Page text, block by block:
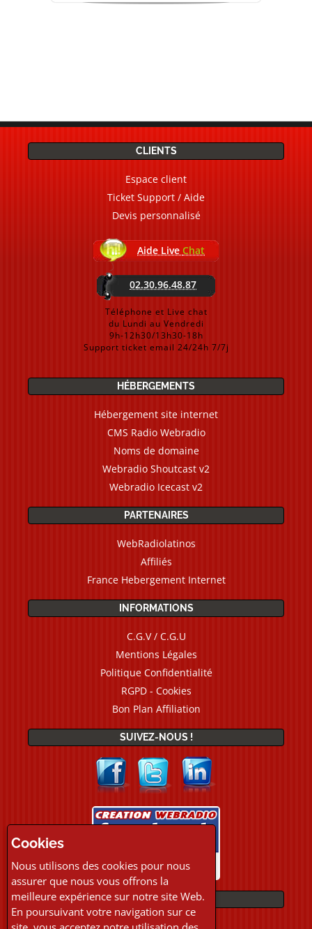
CLIENTS
Espace client
Ticket Support / Aide
Devis personnalisé
Aide Live Chat
02.30.96.48.87
Téléphone et Live chat
du Lundi au Vendredi
9h-12h30/13h30-18h
Support ticket email 24/24h 7/7j
HÉBERGEMENTS
Hébergement site internet
CMS Radio Webradio
Noms de domaine
Webradio Shoutcast v2
Webradio Icecast v2
PARTENAIRES
WebRadiolatinos
Affiliés
France Hebergement Internet
INFORMATIONS
C.G.V / C.G.U
Mentions Légales
Politique Confidentialité
RGPD - Cookies
Bon Plan Affiliation
SUIVEZ-NOUS !
PAIEMENTS
Cookies
Nous utilisons des cookies pour nous
assurer que nous vous offrons la
meilleure expérience sur notre site Web.
En poursuivant votre navigation sur ce